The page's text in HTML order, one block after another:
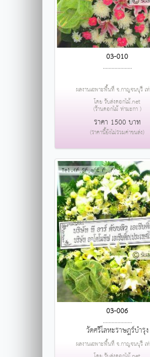
03-010
....................
ผลงานเฉพาะพื้นที่ จ.กาญจนบุรี เ
โดย รับส่งดอกไม้.net
(ร้านดอกไม้ ท่ามะกา )
ราคา 1500 บาท
(ราคานี้ยังไม่รวมค่าขนส่ง)
03-006
....................
วัดศรีโลหะราษฎร์บำรุง
ผลงานเฉพาะพื้นที่ จ.กาญจนบุรี เ